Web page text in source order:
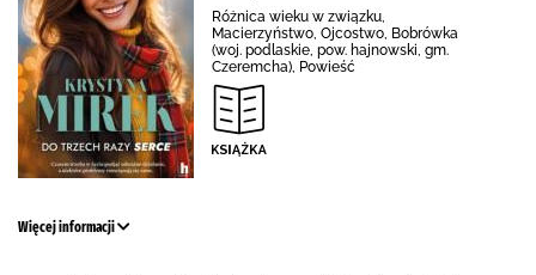
Różnica wieku w związku,
Macierzyństwo, Ojcostwo, Bobrówka
(woj. podlaskie, pow. hajnowski, gm.
Czeremcha), Powieść
Więcej informacji